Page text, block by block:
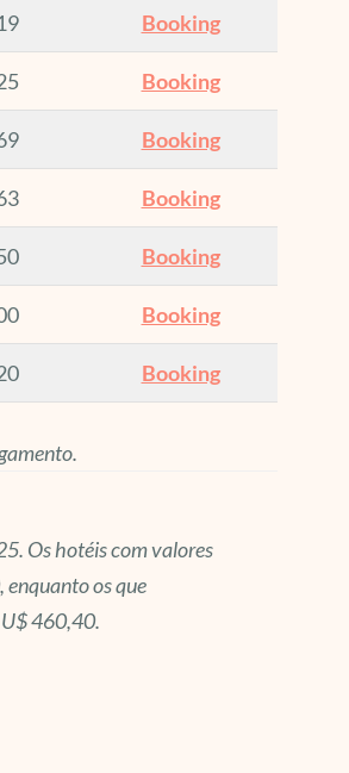
Booking
Booking
Booking
Booking
Booking
Booking
Booking
Os hotéis com valores
enquanto os que
U$ 460,40.